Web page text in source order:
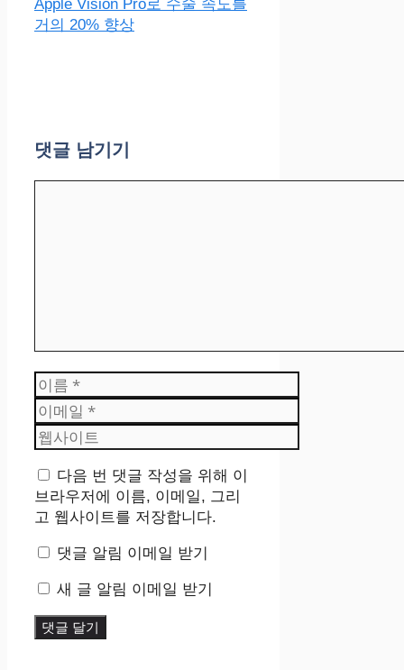
Apple Vision Pro로 수술 속도를
거의 20% 향상
댓글 남기기
이
름
이
메
일
웹
사
이
트
다음 번 댓글 작성을 위해 이
브라우저에 이름, 이메일, 그리
고 웹사이트를 저장합니다.
댓글 알림 이메일 받기
새 글 알림 이메일 받기